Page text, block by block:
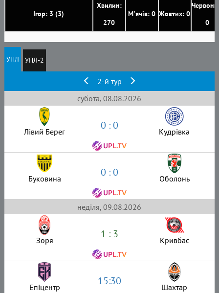
Ігор: 3 (3)
Хвилин:
270
М'ячів: 0 Жовтих: 0
0
УПЛ УПЛ-2
2-й тур
субота, 08.08.2026
Лівий Берег 0 : 0 Кудрівка
Буковина 0 : 0 Оболонь
неділя, 09.08.2026
Зоря 1 : 3 Кривбас
Епіцентр 15:30 Шахтар